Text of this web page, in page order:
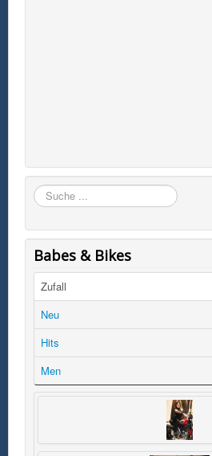
Suchen
Babes & Bikes
Zufall
Neu
Hits
Men